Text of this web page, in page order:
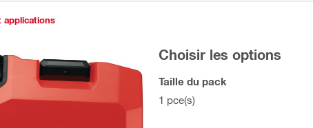
applications
Choisir les options
Taille du pack
1 pce(s)